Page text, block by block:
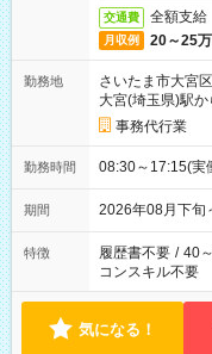
交通費 全額支給
月収例 20～25
勤務地
さいたま市大宮区
大宮(埼玉県)駅
事務代行業
勤務時間 08:30～17:15(
期間 2026年08月下
特徴 履歴書不要 / 40
コンスキル不要
気になる！